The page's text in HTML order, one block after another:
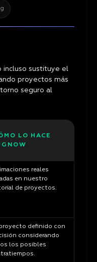
incluso sustituye el
proyectos más
seguro al
LO HACE
reales
en nuestro
de proyectos.
definido con
considerando
los posibles